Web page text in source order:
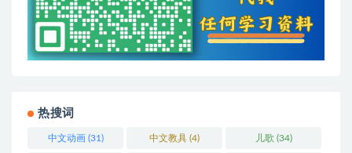
热搜词
中文动画(31) 中文教具 (4) 儿歌 (34)